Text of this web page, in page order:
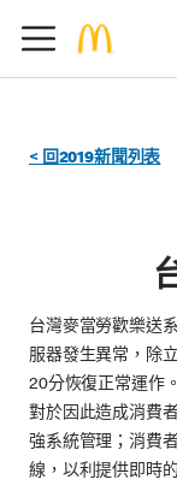
< 回2019新聞列表
台灣麥當勞歡樂送
服器發生異常，除
20分恢復正常運作
對於因此造成消費
強系統管理；消費
線，以利提供即時